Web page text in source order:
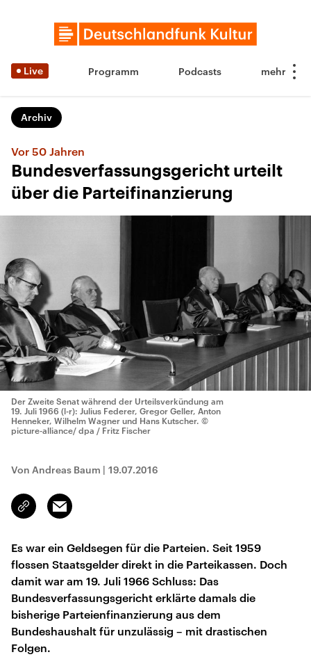
Live Programm Podcasts
Archiv
Vor 50 Jahren
Bundesverfassungsgericht urteilt
über die Parteifinanzierung
Der Zweite Senat während der Urteilsverkündung am
19. Juli 1966 (l-r): Julius Federer, Gregor Geller, Anton
Henneker, Wilhelm Wagner und Hans Kutscher. ©
picture-alliance/ dpa / Fritz Fischer
Von Andreas Baum | 19.07.2016
Link
kopieren/teilen
Email
Es war ein Geldsegen für die Parteien. Seit 1959
flossen Staatsgelder direkt in die Parteikassen. Doch
damit war am 19. Juli 1966 Schluss: Das
Bundesverfassungsgericht erklärte damals die
bisherige Parteienfinanzierung aus dem
Bundeshaushalt für unzulässig – mit drastischen
Folgen.